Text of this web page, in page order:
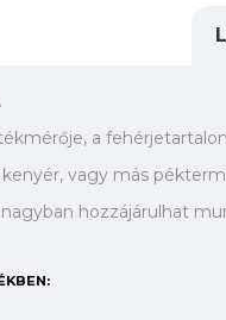
a
vagy más
hozzájárulhat